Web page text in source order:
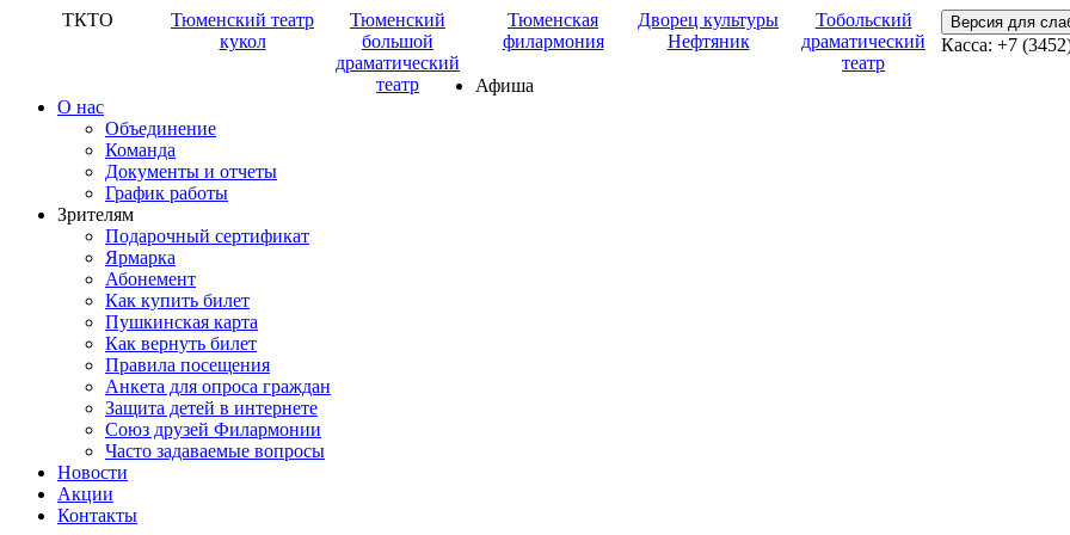
ТКТО
Тюменский театр
кукол
Тюменский
большой
драматический
театр
Тюменская
филармония
Дворец культуры
Нефтяник
Тобольский
драматический
театр
Версия для
Касса: +7
Афиша
О нас
Объединение
Команда
Документы и отчеты
График работы
Зрителям
Подарочный сертификат
Ярмарка
Абонемент
Как купить билет
Пушкинская карта
Как вернуть билет
Правила посещения
Анкета для опроса граждан
Защита детей в интернете
Союз друзей Филармонии
Часто задаваемые вопросы
Новости
Акции
Контакты